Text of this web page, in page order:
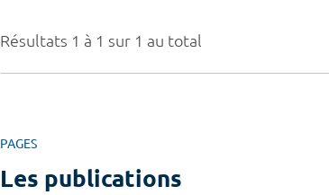
Résultats 1 à 1 sur 1 au total
PAGES
Les publications